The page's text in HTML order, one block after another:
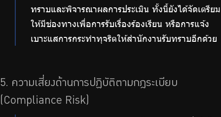
ทราบและพิจารณาผลการประเมิน ทั้งนี้ยังได้จัดเตรียม
ให้มีช่องทางเพื่อการรับเรื่องร้องเรียน หรือการแจ้ง
เบาะแสการกระทำทุจริตให้สำนักงานรับทราบอีกด้วย
5. ความเสี่ยงด้านการปฏิบัติตามกฎระเบียบ
(Compliance Risk)